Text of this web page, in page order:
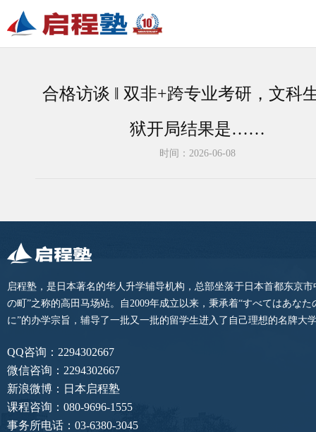
合格访谈 ‖ 双非+跨专业考研，文科
狱开局结果是……
时间：2026-06-08
启程塾，是日本著名的华人升学辅导机构，总部坐落于日本首都东京市
の町”之称的高田马场站。自2009年成立以来，秉承着“すべてはあなた
に”的办学宗旨，辅导了一批又一批的留学生进入了自己理想的名牌大
QQ咨询：2294302667
微信咨询：2294302667
新浪微博：日本启程塾
课程咨询：080-9696-1555
事务所电话：03-6380-3045